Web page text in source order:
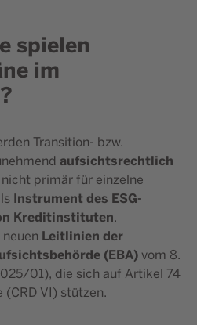
spielen
im
Transition- bzw.
aufsichtsrechtlich
primär für einzelne
Instrument des ESG-
Kreditinstituten.
Leitlinien der
(EBA) vom 8.
01), die sich auf Artikel 74
VI) stützen.